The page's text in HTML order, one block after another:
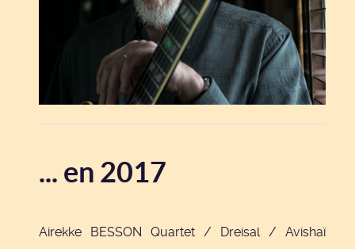
... en 2017
Airekke BESSON Quartet / Dreisal / Avishaï